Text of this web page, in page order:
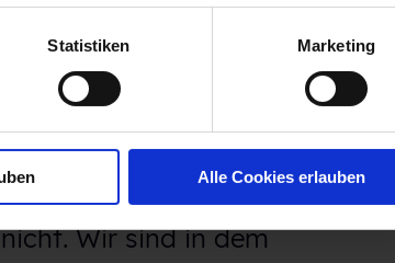
Statistiken Marketing
Alle Cookies erlauben
die bei Talention
wie zum Beispiel die
Hier können wir
von
Wir sind in dem